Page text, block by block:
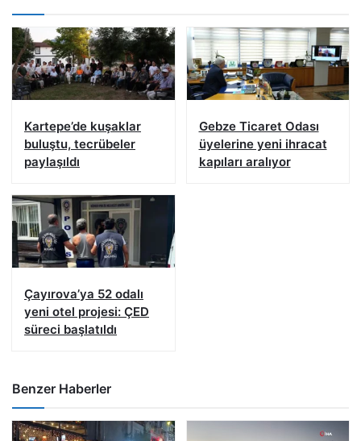
Kartepe’de kuşaklar
buluştu, tecrübeler
paylaşıldı
Gebze Ticaret Odası
üyelerine yeni ihracat
kapıları aralıyor
Çayırova’ya 52 odalı
yeni otel projesi: ÇED
süreci başlatıldı
Benzer Haberler